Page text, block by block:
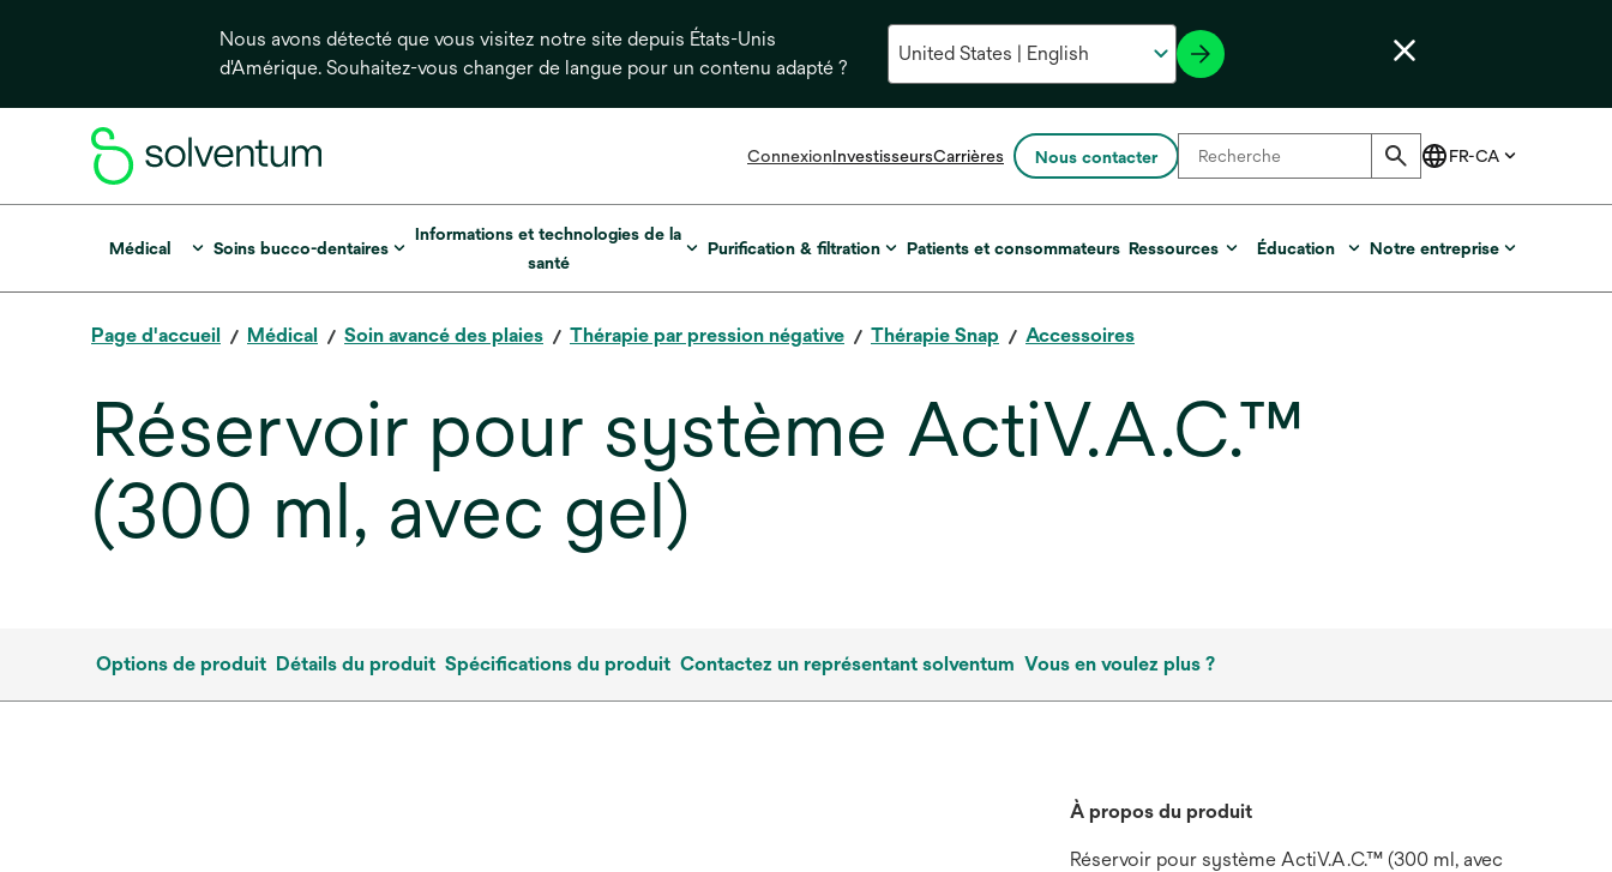
Nous avons détecté que vous visitez notre site depuis États-Unis
d'Amérique. Souhaitez-vous changer de langue pour un contenu adapté ?
ConnexionInvestisseurss’ouvre
un
onglet
Carrières Nous contacter
Médical Soins bucco-dentaires
Informations et technologies de la
santé
Purification & filtration Patients et consommateurs Ressources Éducation Notre entreprise
Page d'accueil Médical Soin avancé des plaies Thérapie par pression négative Thérapie Snap Accessoires
Réservoir pour système ActiV.A.C.™
(300 ml, avec gel)
Options de produit Détails du produit Spécifications du produit Contactez un représentant solventum Vous en voulez plus ?
À propos du produit
Réservoir pour système ActiV.A.C.™ (300 ml, avec